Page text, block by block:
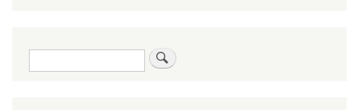
Paieška